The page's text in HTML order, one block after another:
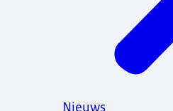
Nieuws